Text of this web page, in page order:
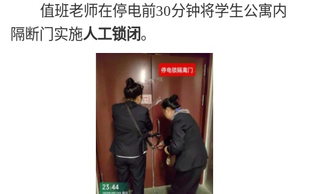
值班老师在停电前30分钟将学生公寓内
隔断门实施人工锁闭。